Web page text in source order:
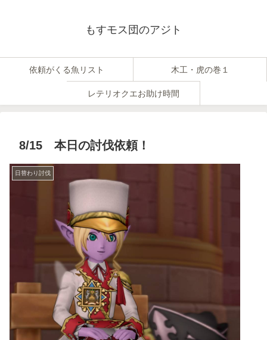
もすモス団のアジト
依頼がくる魚リスト 木工・虎の巻１
レテリオクエお助け時間
8/15 本日の討伐依頼！
日替わり討伐